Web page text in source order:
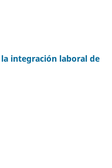
integración laboral de